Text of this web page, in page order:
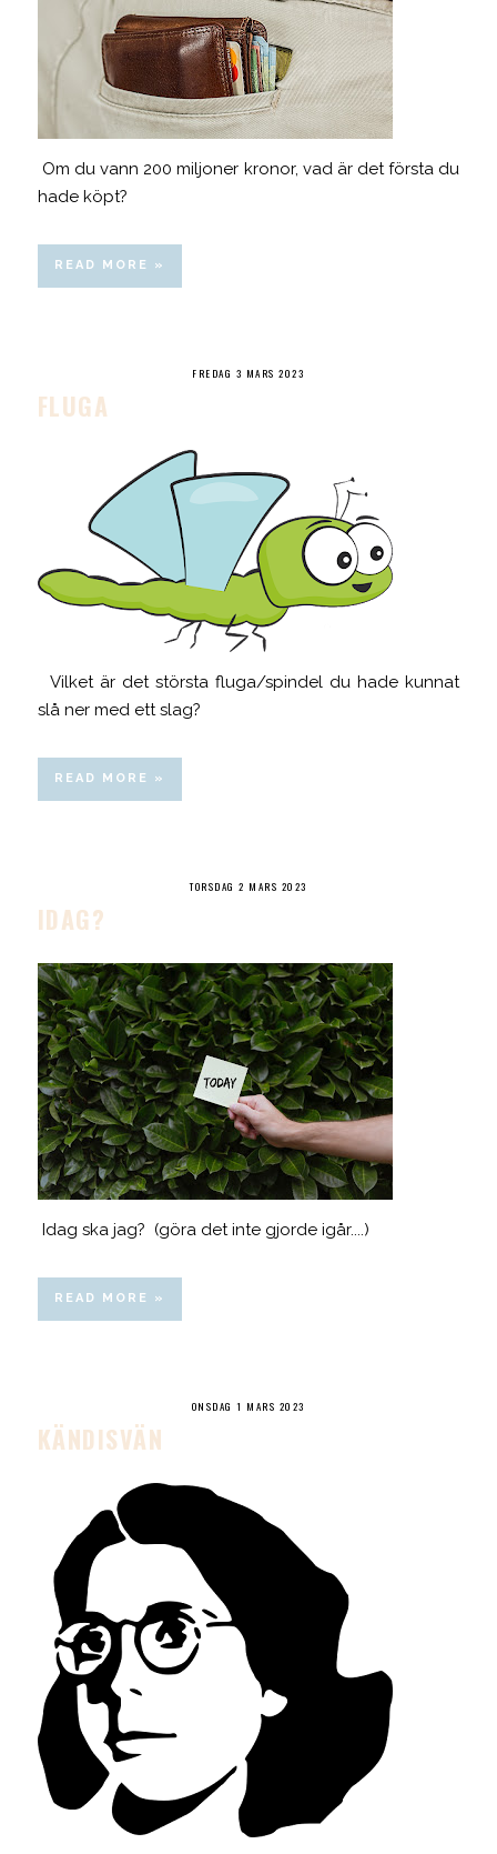
Om du vann 200 miljoner kronor, vad är det första du
hade köpt?
READ MORE »
FREDAG 3 MARS 2023
FLUGA
Vilket är det största fluga/spindel du hade kunnat
slå ner med ett slag?
READ MORE »
TORSDAG 2 MARS 2023
IDAG?
Idag ska jag? (göra det inte gjorde igår....)
READ MORE »
ONSDAG 1 MARS 2023
KÄNDISVÄN